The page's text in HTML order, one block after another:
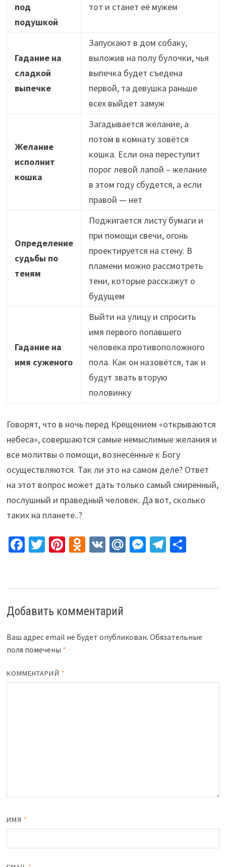
под
подушкой
тот и станет её мужем
Гадание на
сладкой
выпечке
Запускают в дом собаку,
выложив на полу булочки, чья
выпечка будет съедена
первой, та девушка раньше
всех выйдет замуж
Желание
исполнит
кошка
Загадывается желание, а
потом в комнату зовётся
кошка. Если она переступит
порог левой лапой – желание
в этом году сбудется, а если
правой — нет
Определение
судьбы по
теням
Поджигается листу бумаги и
при помощи свечи, огонь
проектируется на стену. В
пламени можно рассмотреть
тени, которые расскажут о
будущем
Гадание на
имя суженого
Выйти на улицу и спросить
имя первого попавшего
человека противоположного
пола. Как он назовётся, так и
будут звать вторую
половинку
Говорят, что в ночь перед Крещением «открываются
небеса», совершаются самые немыслимые желания и
все молитвы о помощи, вознесённые к Богу
осуществляются. Так ли это на самом деле? Ответ
на этот вопрос может дать только самый смиренный,
послушный и праведный человек. Да вот, сколько
таких на планете..?
Fa
o
o
T
er
Pi
es
t
O
o
kl
sn
V M
R
M
n
Te
a
О
р
и
Добавить комментарий
Ваш адрес email не будет опубликован. Обязательные
поля помечены *
КОММЕНТАРИЙ *
ИМЯ *